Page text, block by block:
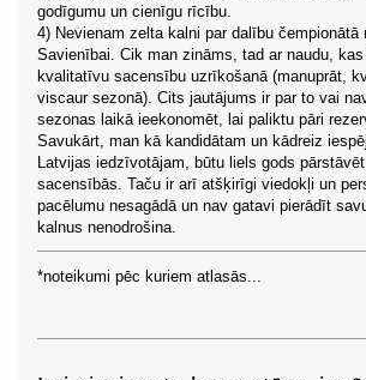
godīgumu un cienīgu rīcību.
4) Nevienam zelta kalni par dalību
Savienībai. Cik man zināms, tad ar naudu,
kvalitatīvu sacensību uzrīkošanā (manuprāt,
viscaur sezonā). Cits jautājums ir par to vai
sezonas laikā ieekonomēt, lai paliktu pāri
Savukārt, man kā kandidātam un kādreiz
Latvijas iedzīvotājam, būtu liels gods
sacensībās. Taču ir arī atšķirīgi viedokļi un
pacēlumu nesagādā un nav gatavi pierādīt
kalnus nenodrošina.
*noteikumi pēc kuriem atlasās...